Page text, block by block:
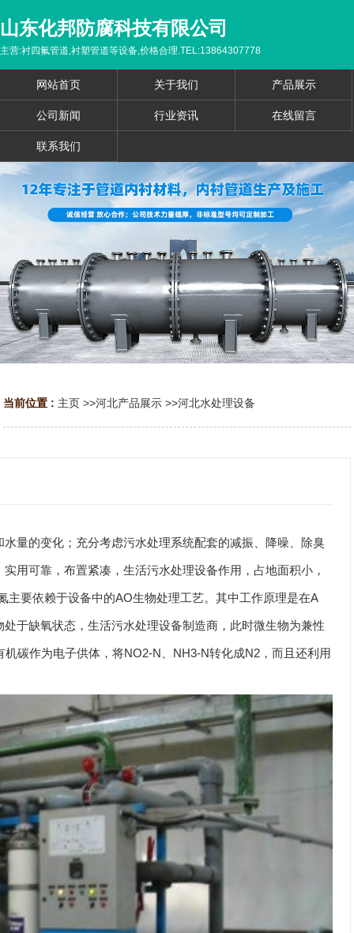
山东化邦防腐科技有限公司
主营:衬四氟管道,衬塑管道等设备,价格合理.TEL:13864307778
网站首页 关于我们 产品展示
公司新闻 行业资讯 在线留言
联系我们
当前位置 : 主页 >>河北产品展示 >>河北水处理设备
量的变化；充分考虑污水处理系统配套的减振、降噪、除臭
用可靠，布置紧凑，生活污水处理设备作用，占地面积小，
要依赖于设备中的AO生物处理工艺。其中工作原理是在A
于缺氧状态，生活污水处理设备制造商，此时微生物为兼性
碳作为电子供体，将NO2-N、NH3-N转化成N2，而且还利用